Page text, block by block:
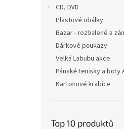
CD, DVD
Plastové obálky
Bazar - rozbalené a
Dárkové poukazy
Velká Labubu akce
Pánské tenisky a boty
Kartonové krabice
Top 10 produktů